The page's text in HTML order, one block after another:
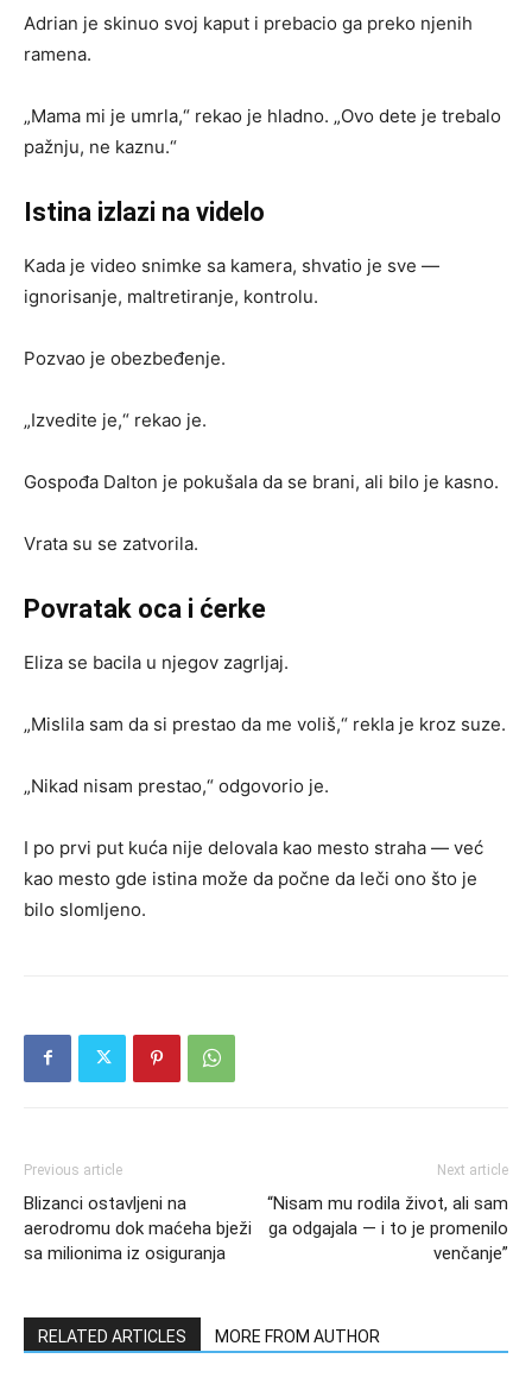
Adrian je skinuo svoj kaput i prebacio ga preko njenih
ramena.
„Mama mi je umrla,“ rekao je hladno. „Ovo dete je trebalo
pažnju, ne kaznu.“
Istina izlazi na videlo
Kada je video snimke sa kamera, shvatio je sve —
ignorisanje, maltretiranje, kontrolu.
Pozvao je obezbeđenje.
„Izvedite je,“ rekao je.
Gospođa Dalton je pokušala da se brani, ali bilo je kasno.
Vrata su se zatvorila.
Povratak oca i ćerke
Eliza se bacila u njegov zagrljaj.
„Mislila sam da si prestao da me voliš,“ rekla je kroz suze.
„Nikad nisam prestao,“ odgovorio je.
I po prvi put kuća nije delovala kao mesto straha — već
kao mesto gde istina može da počne da leči ono što je
bilo slomljeno.
Previous article
Blizanci ostavljeni na
aerodromu dok maćeha bježi
sa milionima iz osiguranja
Next article
“Nisam mu rodila život, ali sam
ga odgajala — i to je promenilo
venčanje”
RELATED ARTICLES MORE FROM AUTHOR